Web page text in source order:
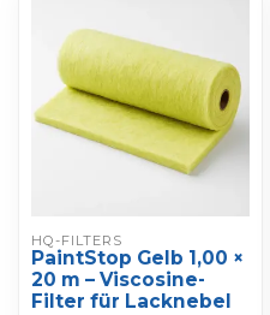
HQ-FILTERS
PaintStop Gelb 1,00 ×
20 m – Viscosine-
Filter für Lacknebel